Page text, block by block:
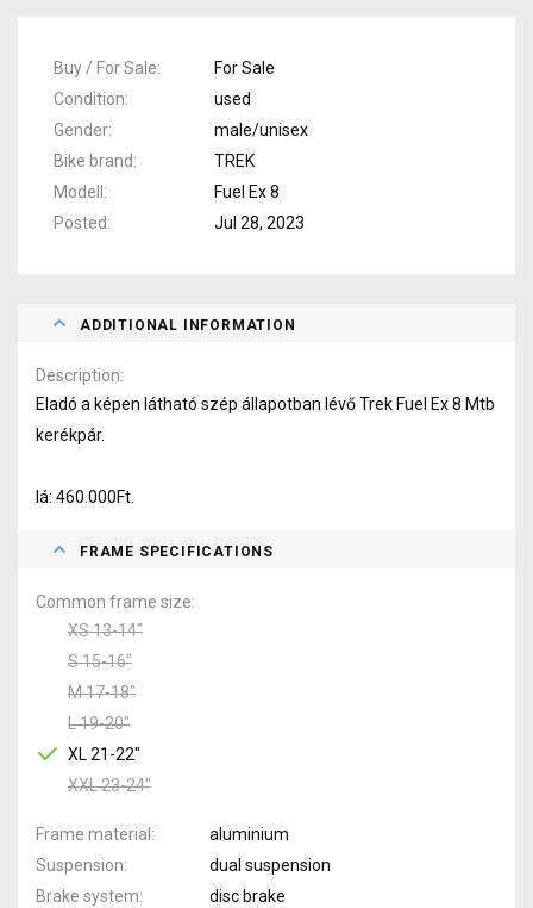
Buy / For Sale
For Sale
Condition
used
Gender
male/unisex
Bike brand
TREK
Modell
Fuel Ex 8
Posted
Jul 28, 2023
ADDITIONAL INFORMATION
Description
Eladó a képen látható szép állapotban lévő Trek Fuel Ex 8 Mtb
kerékpár.
Iá: 460.000Ft.
FRAME SPECIFICATIONS
Common frame size
XS 13-14"
S 15-16"
M 17-18"
L 19-20"
XL 21-22"
XXL 23-24"
Frame material
aluminium
Suspension
dual suspension
Brake system
disc brake